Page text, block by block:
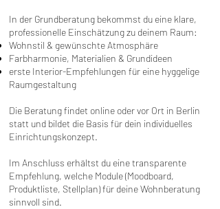
In der Grundberatung bekommst du eine klare,
professionelle Einschätzung zu deinem Raum:
Wohnstil & gewünschte Atmosphäre
Farbharmonie, Materialien & Grundideen
erste Interior-Empfehlungen für eine hyggelige
Raumgestaltung
Die Beratung findet online oder vor Ort in Berlin
statt und bildet die Basis für dein individuelles
Einrichtungskonzept.
Im Anschluss erhältst du eine transparente
Empfehlung, welche Module (Moodboard,
Produktliste, Stellplan) für deine Wohnberatung
sinnvoll sind.